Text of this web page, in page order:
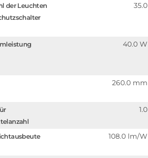
der Leuchten
35.0
40.0 W
260.0 mm
1.0
108.0 lm/W